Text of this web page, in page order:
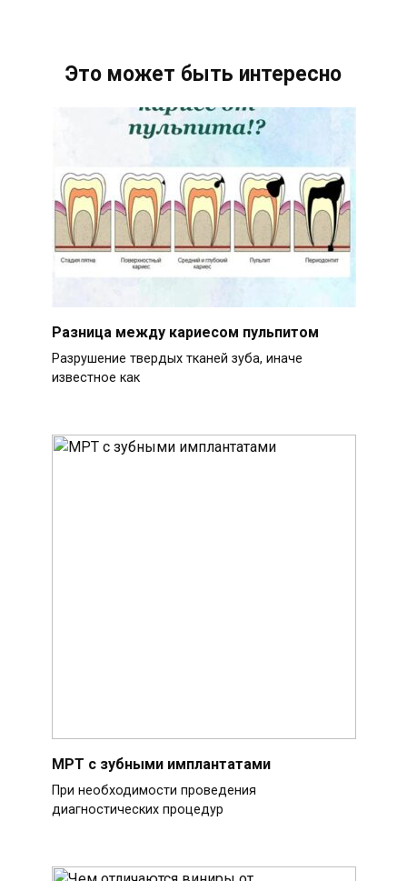
Это может быть интересно
Разница между кариесом пульпитом
Разрушение твердых тканей зуба, иначе
известное как
МРТ с зубными имплантатами
При необходимости проведения
диагностических процедур